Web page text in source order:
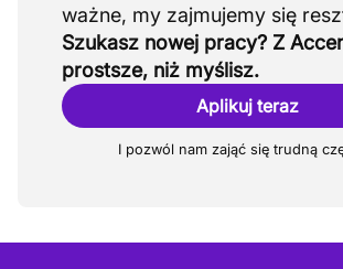
Szukasz nowej pracy? Z
prostsze, niż myślisz.
Aplikuj teraz
I pozwól nam zająć się trudną